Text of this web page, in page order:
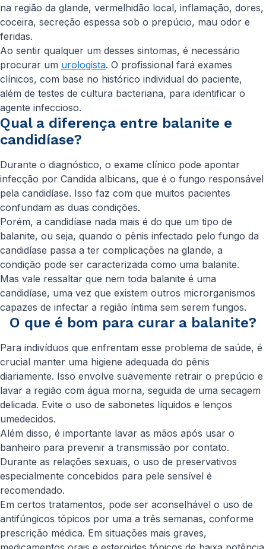
na região da glande, vermelhidão local, inflamação, dores,
coceira, secreção espessa sob o prepúcio, mau odor e
feridas.
Ao sentir qualquer um desses sintomas, é necessário
procurar um urologista. O profissional fará exames
clínicos, com base no histórico individual do paciente,
além de testes de cultura bacteriana, para identificar o
agente infeccioso.
Qual a diferença entre balanite e
candidíase?
Durante o diagnóstico, o exame clínico pode apontar
infecção por Candida albicans, que é o fungo responsável
pela candidíase. Isso faz com que muitos pacientes
confundam as duas condições.
Porém, a candidíase nada mais é do que um tipo de
balanite, ou seja, quando o pênis infectado pelo fungo da
candidíase passa a ter complicações na glande, a
condição pode ser caracterizada como uma balanite.
Mas vale ressaltar que nem toda balanite é uma
candidíase, uma vez que existem outros microrganismos
capazes de infectar a região íntima sem serem fungos.
O que é bom para curar a balanite?
Para indivíduos que enfrentam esse problema de saúde, é
crucial manter uma higiene adequada do pênis
diariamente. Isso envolve suavemente retrair o prepúcio e
lavar a região com água morna, seguida de uma secagem
delicada. Evite o uso de sabonetes líquidos e lenços
umedecidos.
Além disso, é importante lavar as mãos após usar o
banheiro para prevenir a transmissão por contato.
Durante as relações sexuais, o uso de preservativos
especialmente concebidos para pele sensível é
recomendado.
Em certos tratamentos, pode ser aconselhável o uso de
antifúngicos tópicos por uma a três semanas, conforme
prescrição médica. Em situações mais graves,